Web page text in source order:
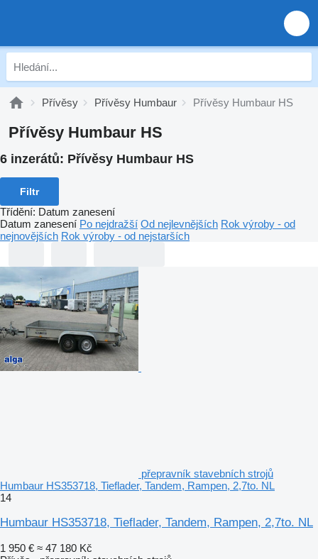
Přívěsy Přívěsy Humbaur Přívěsy Humbaur HS
Přívěsy Humbaur HS
6 inzerátů: Přívěsy Humbaur HS
Filtr
Třídění: Datum zanesení
Datum zanesení Po nejdražší Od nejlevnějších Rok výroby - od
nejnovějších Rok výroby - od nejstarších
přepravník stavebních strojů
Humbaur HS353718, Tieflader, Tandem, Rampen, 2,7to. NL
14
Humbaur HS353718, Tieflader, Tandem, Rampen, 2,7to. NL
1 950 € ≈ 47 180 Kč